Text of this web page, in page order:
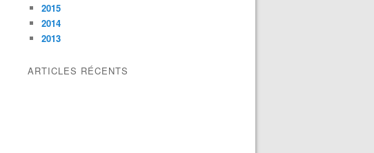
2015
2014
2013
ARTICLES RÉCENTS